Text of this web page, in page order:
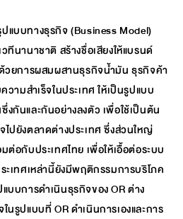
แบบทางธุรกิจ (Business Model)
ทีนานาชาติ สร้างชื่อเสียงให้แบรนด์
วยการผสมผสานธุรกิจน้ำมัน ธุรกิจค้า
ามสำเร็จในประเทศ ให้เป็นรูปแบบ
กันและกันอย่างลงตัว เพื่อใช้เป็นต้น
ปยังตลาดต่างประเทศ ซึ่งส่วนใหญ่
ต่อกับประเทศไทย เพื่อให้เอื้อต่อระบบ
เทศเหล่านี้ยังมีพฤติกรรมการบริโภค
บการดำเนินธุรกิจของ OR ต่าง
นรูปแบบที่ OR ดำเนินการเองและการ